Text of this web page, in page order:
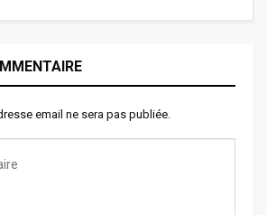
email ne sera pas publiée.